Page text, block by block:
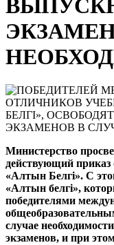
Министерство
действующий
«Алтын Белгі». С
«Алтын белгі»,
победителями
случае
экзаменов, и при